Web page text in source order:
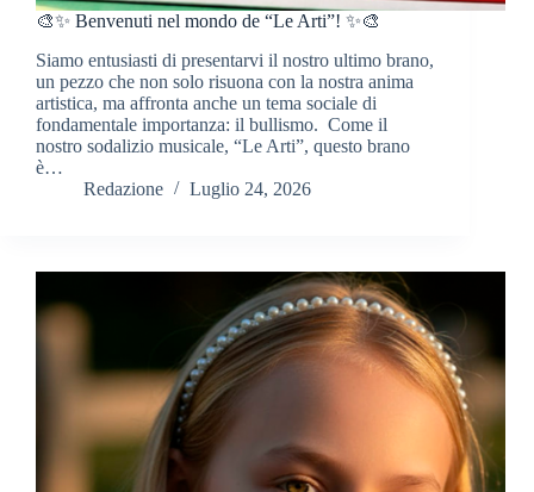
🎨✨ Benvenuti nel mondo de “Le Arti”! ✨🎨
Siamo entusiasti di presentarvi il nostro ultimo brano,
un pezzo che non solo risuona con la nostra anima
artistica, ma affronta anche un tema sociale di
fondamentale importanza: il bullismo. Come il
nostro sodalizio musicale, “Le Arti”, questo brano
è…
Redazione
Luglio 24, 2026